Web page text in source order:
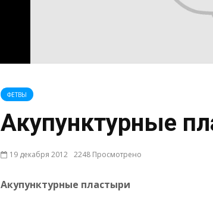
ФЕТВЫ
Акупунктурные
19 декабря 2012 2248 Просмотрено
Акупунктурные пластыри